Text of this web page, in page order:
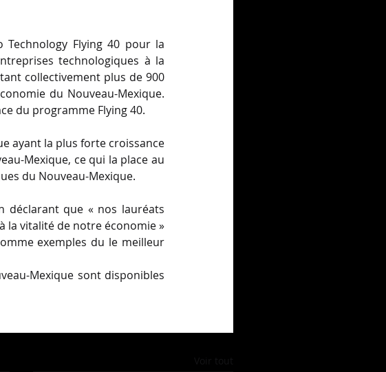
Technology Flying 40 pour la
technologiques à la
collectivement plus de 900
du Nouveau-Mexique.
du programme Flying 40.
ayant la plus forte croissance
Mexique, ce qui la place au
du Nouveau-Mexique.
déclarant que « nos lauréats
la vitalité de notre économie »
exemples du le meilleur
Mexique sont disponibles